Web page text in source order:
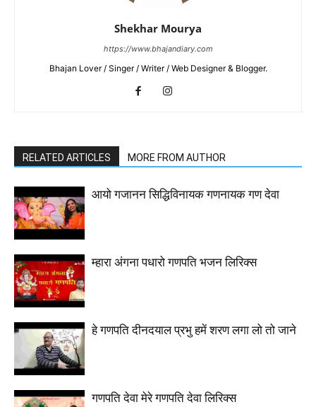
Shekhar Mourya
https://www.bhajandiary.com
Bhajan Lover / Singer / Writer / Web Designer & Blogger.
RELATED ARTICLES MORE FROM AUTHOR
आयो गजानन सिद्धिविनायक गणनायक गण देवा
म्हारा अंगना पधारो गणपति भजन लिरिक्स
हे गणपति दीनदयाल प्रभु हमें शरण लगा लो तो जाने
गणपति देवा मेरे गणपति देवा लिरिक्स